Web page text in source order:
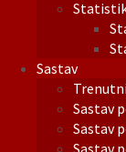
Sastav
Sastav
Sastav